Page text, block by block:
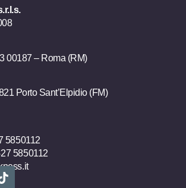
00187 – Roma (RM)
Porto Sant’Elpidio (FM)
5850112
5850112